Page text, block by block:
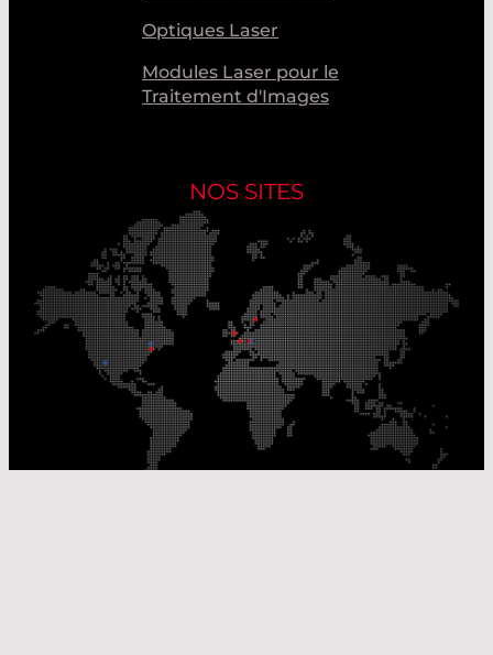
Optiques Laser
Modules Laser pour le
Traitement d'Images
NOS SITES